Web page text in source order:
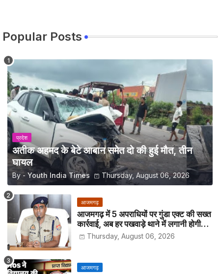
Popular Posts
प्रदेश
अतीक अहमद के बेटे आबान समेत दो की हुई मौत, तीन
घायल
By - Youth India Times Thursday, August 06, 2026
आजमगढ़
आजमगढ़ में 5 अपराधियों पर गुंडा एक्ट की सख्त
कार्रवाई, अब हर पखवाड़े थाने में लगानी होगी
हाजिरीThursday, August 06, 2026
आजमगढ़